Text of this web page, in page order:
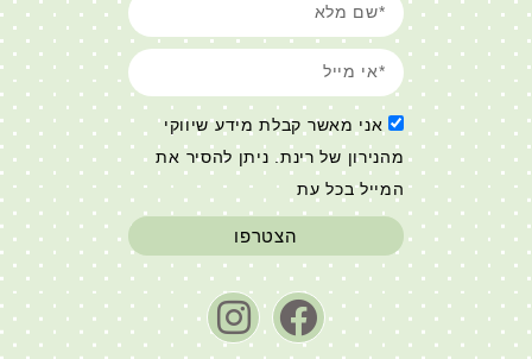
אני מאשר קבלת מידע שיווקי
מהנירון של רינת. ניתן להסיר את
המייל בכל עת
הצטרפו